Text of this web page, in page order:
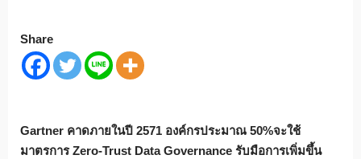
Share
Gartner คาดภายในปี 2571 องค์กรประมาณ 50%จะใช้
มาตรการ Zero-Trust Data Governance รับมือการเพิ่มขึ้น